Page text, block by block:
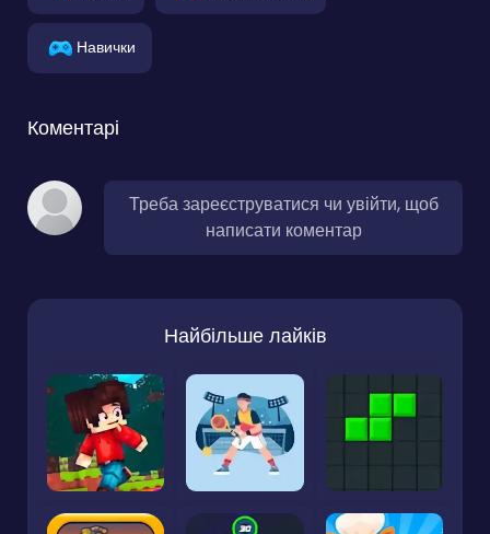
Навички
Коментарі
Треба зареєструватися чи увійти, щоб
написати коментар
Найбільше лайків